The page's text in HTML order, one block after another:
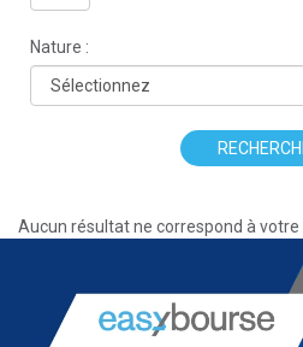
Nature :
Aucun résultat ne correspond à votre